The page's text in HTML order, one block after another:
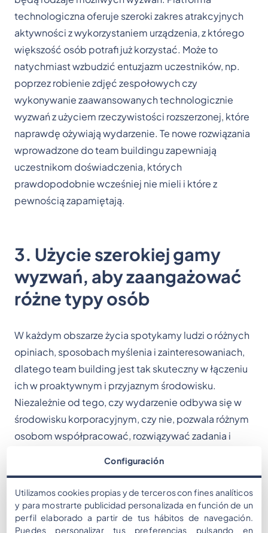
technologiczna oferuje szeroki zakres atrakcyjnych
aktywności z wykorzystaniem urządzenia, z którego
większość osób potrafi już korzystać. Może to
natychmiast wzbudzić entuzjazm uczestników, np.
poprzez robienie zdjęć zespołowych czy
wykonywanie zaawansowanych technologicznie
wyzwań z użyciem rzeczywistości rozszerzonej, które
naprawdę ożywiają wydarzenie. Te nowe rozwiązania
wprowadzone do team buildingu zapewniają
uczestnikom doświadczenia, których
prawdopodobnie wcześniej nie mieli i które z
pewnością zapamiętają.
3. Użycie szerokiej gamy
wyzwań, aby zaangażować
różne typy osób
W każdym obszarze życia spotykamy ludzi o różnych
opiniach, sposobach myślenia i zainteresowaniach,
dlatego team building jest tak skuteczny w łączeniu
ich w proaktywnym i przyjaznym środowisku.
Niezależnie od tego, czy wydarzenie odbywa się w
środowisku korporacyjnym, czy nie, pozwala różnym
osobom współpracować, rozwiązywać zadania i
wydarzenia ważne jest również, aby wyzwania
angażowały wszystkich i były dostosowane do osób
Configuración
Utilizamos cookies propias y de terceros con fines analíticos
y para mostrarte publicidad personalizada en función de un
perfil elaborado a partir de tus hábitos de navegación.
Puedes personalizar tus preferencias pulsando en